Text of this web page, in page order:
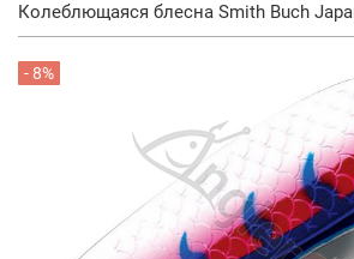
Колеблющаяся блесна Smith Buch
- 8%